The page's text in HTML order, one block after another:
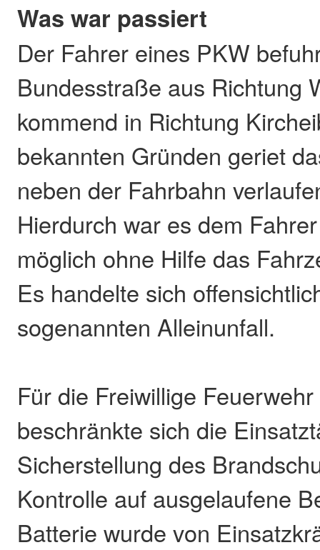
Was war passiert
Der Fahrer eines PKW
Bundesstraße aus Richtung
kommend in Richtung
bekannten Gründen geriet
neben der Fahrbahn
Hierdurch war es dem
möglich ohne Hilfe das
Es handelte sich
sogenannten Alleinunfall.
Für die Freiwillige
beschränkte sich die
Sicherstellung des
Kontrolle auf ausgelaufene
Batterie wurde von